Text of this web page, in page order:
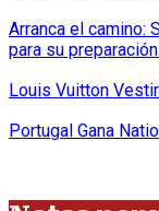
Arranca el camino:
para su
Louis Vuitton
Portugal Gana